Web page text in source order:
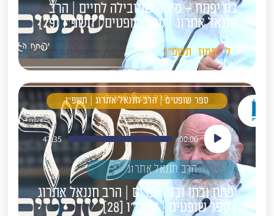
בת יפתח – מיתה שמובילה לחיים | הרב
חננאל אתרוג | ספר שופטים | תשפ"ו [29]
ל' תמוז תשפ"ו
ספר שופטים | הרב חננאל אתרוג | תשפ"ו
נגן
אודיו
00:00
47:35
הרב חננאל אתרוג
יפתח ובתו ובני אפרים | הרב חננאל אתרוג
| ספר שופטים | תשפ"ו [28]